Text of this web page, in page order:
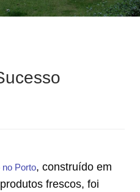
Porto, construído em
frescos, foi